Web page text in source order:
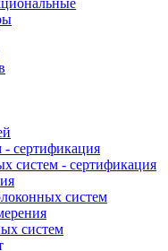
сертификация
систем - сертификация
систем
систем